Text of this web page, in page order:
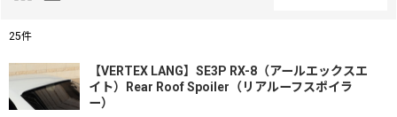
表示数:
25件
【VERTEX LANG】SE3P RX-8（アールエックスエ
イト）Rear Roof Spoiler（リアルーフスポイラ
ー）